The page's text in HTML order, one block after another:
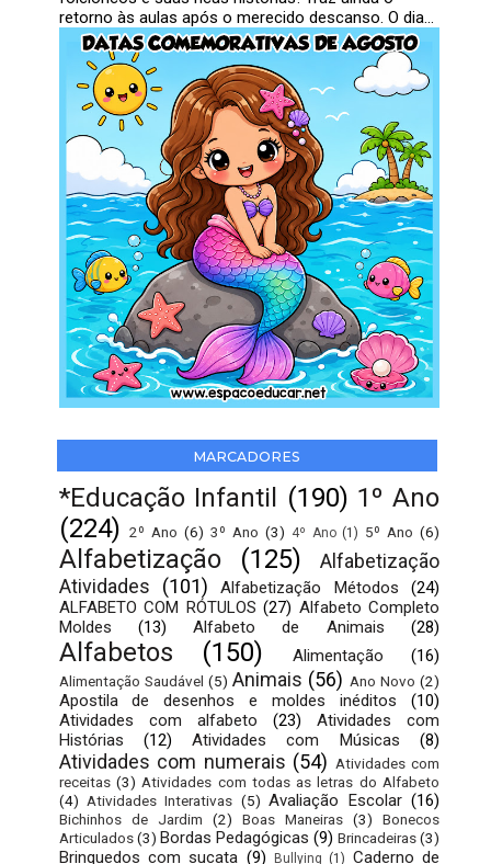
retorno às aulas após o merecido descanso. O dia...
MARCADORES
*Educação Infantil (190) 1º Ano
(224) 2º Ano (6) 3º Ano (3) 4º Ano (1) 5º Ano (6)
Alfabetização (125)
Alfabetização
Atividades
(101) Alfabetização Métodos
(24)
ALFABETO COM RÓTULOS (27) Alfabeto Completo
Moldes
(13) Alfabeto de Animais (28)
Alfabetos (150) Alimentação (16)
Alimentação Saudável (5) Animais (56) Ano Novo (2)
Apostila de desenhos e moldes inéditos
(10)
Atividades com alfabeto
(23)
Atividades com
Histórias
(12) Atividades com Músicas (8)
Atividades com numerais (54) Atividades com
receitas (3) Atividades com todas as letras do Alfabeto
(4) Atividades Interativas (5) Avaliação Escolar (16)
Bichinhos de Jardim (2) Boas Maneiras (3)
Bonecos
Articulados (3) Bordas Pedagógicas (9) Brincadeiras(3)
Brinquedos com sucata (9) Bullying (1) Caderno de